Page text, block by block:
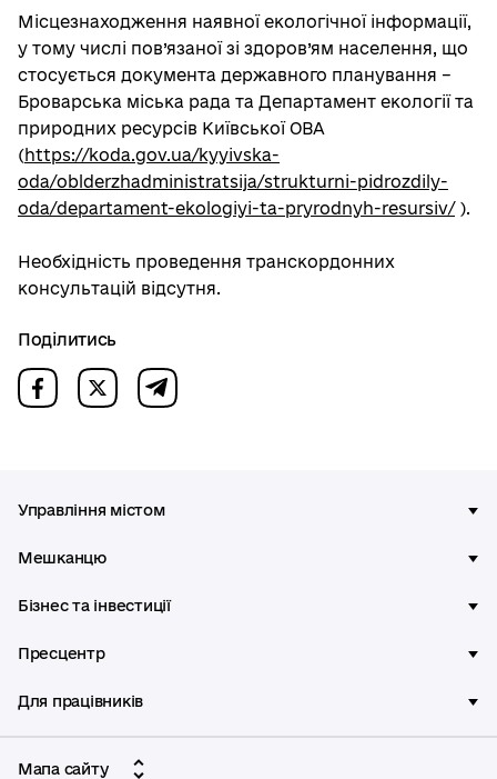
Місцезнаходження наявної екологічної інформації,
у тому числі пов’язаної зі здоров’ям населення, що
стосується документа державного планування –
Броварська міська рада та Департамент екології та
природних ресурсів Київської ОВА
(https://koda.gov.ua/kyyivska-
oda/oblderzhadministratsija/strukturni-pidrozdily-
oda/departament-ekologiyi-ta-pryrodnyh-resursiv/).
Необхідність проведення транскордонних
консультацій відсутня.
Поділитись
Управління містом
Мешканцю
Бізнес та інвестиції
Пресцентр
Для працівників
Мапа сайту